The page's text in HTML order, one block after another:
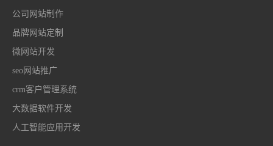
公司网站制作
品牌网站定制
微网站开发
seo网站推广
crm客户管理系统
大数据软件开发
人工智能应用开发